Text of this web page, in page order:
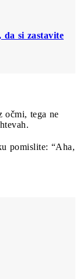
da si zastavite
očmi, tega ne
pomislite: “Aha,